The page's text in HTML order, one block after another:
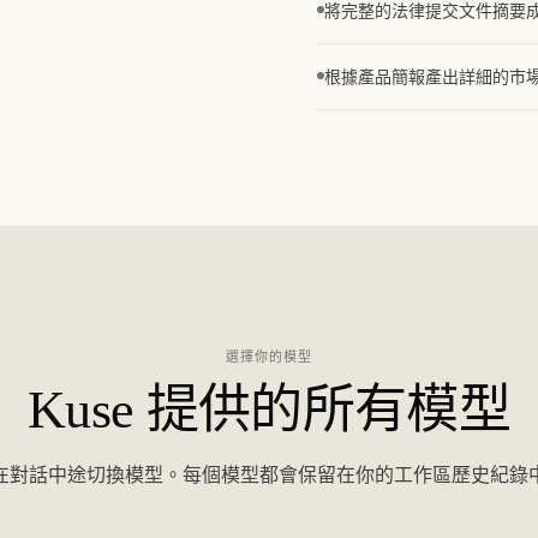
將完整的法律提交文件摘要
根據產品簡報產出詳細的市
選擇你的模型
Kuse 提供的所有模型
對話中途切換模型。每個模型都會保留在你的工作區歷史紀錄